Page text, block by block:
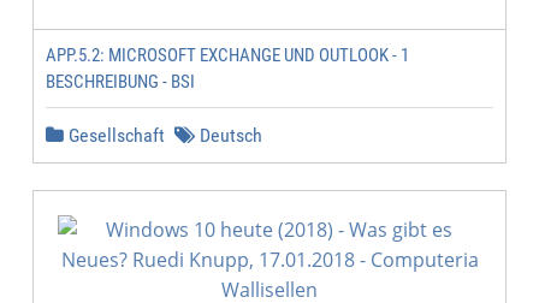
APP.5.2: MICROSOFT EXCHANGE UND OUTLOOK - 1
BESCHREIBUNG - BSI
Gesellschaft Deutsch